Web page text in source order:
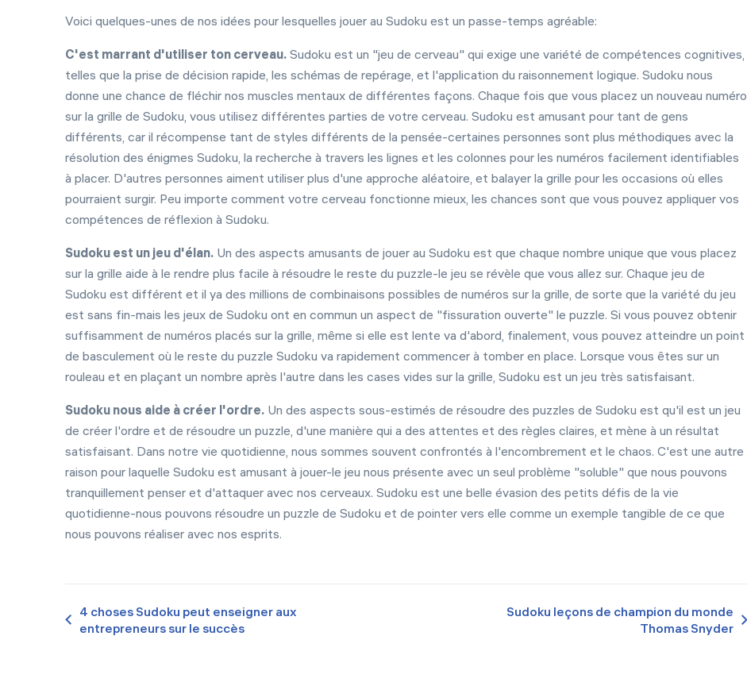
Voici quelques-unes de nos idées pour lesquelles jouer au Sudoku est un passe-temps agréable:
C'est marrant d'utiliser ton cerveau. Sudoku est un "jeu de cerveau" qui exige une variété de compétences cognitives,
telles que la prise de décision rapide, les schémas de repérage, et l'application du raisonnement logique. Sudoku nous
donne une chance de fléchir nos muscles mentaux de différentes façons. Chaque fois que vous placez un nouveau numéro
sur la grille de Sudoku, vous utilisez différentes parties de votre cerveau. Sudoku est amusant pour tant de gens
différents, car il récompense tant de styles différents de la pensée-certaines personnes sont plus méthodiques avec la
résolution des énigmes Sudoku, la recherche à travers les lignes et les colonnes pour les numéros facilement identifiables
à placer. D'autres personnes aiment utiliser plus d'une approche aléatoire, et balayer la grille pour les occasions où elles
pourraient surgir. Peu importe comment votre cerveau fonctionne mieux, les chances sont que vous pouvez appliquer vos
compétences de réflexion à Sudoku.
Sudoku est un jeu d'élan. Un des aspects amusants de jouer au Sudoku est que chaque nombre unique que vous placez
sur la grille aide à le rendre plus facile à résoudre le reste du puzzle-le jeu se révèle que vous allez sur. Chaque jeu de
Sudoku est différent et il ya des millions de combinaisons possibles de numéros sur la grille, de sorte que la variété du jeu
est sans fin-mais les jeux de Sudoku ont en commun un aspect de "fissuration ouverte" le puzzle. Si vous pouvez obtenir
suffisamment de numéros placés sur la grille, même si elle est lente va d'abord, finalement, vous pouvez atteindre un point
de basculement où le reste du puzzle Sudoku va rapidement commencer à tomber en place. Lorsque vous êtes sur un
rouleau et en plaçant un nombre après l'autre dans les cases vides sur la grille, Sudoku est un jeu très satisfaisant.
Sudoku nous aide à créer l'ordre. Un des aspects sous-estimés de résoudre des puzzles de Sudoku est qu'il est un jeu
de créer l'ordre et de résoudre un puzzle, d'une manière qui a des attentes et des règles claires, et mène à un résultat
satisfaisant. Dans notre vie quotidienne, nous sommes souvent confrontés à l'encombrement et le chaos. C'est une autre
raison pour laquelle Sudoku est amusant à jouer-le jeu nous présente avec un seul problème "soluble" que nous pouvons
tranquillement penser et d'attaquer avec nos cerveaux. Sudoku est une belle évasion des petits défis de la vie
quotidienne-nous pouvons résoudre un puzzle de Sudoku et de pointer vers elle comme un exemple tangible de ce que
nous pouvons réaliser avec nos esprits.
4 choses Sudoku peut enseigner aux
entrepreneurs sur le succès
Sudoku leçons de champion du monde
Thomas Snyder